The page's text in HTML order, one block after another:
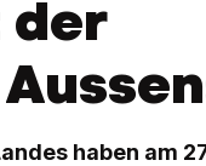
der
haben am